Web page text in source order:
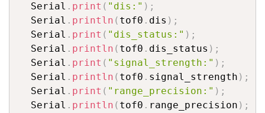
  Serial
. print ( "dis:" ) ;
  Serial
. println ( tof0 . dis ) ;
  Serial
. print ( "dis_status:" ) ;
  Serial
. println ( tof0 . dis_status ) ;
  Serial
. print ( "signal_strength:" ) ;
  Serial
. println ( tof0 . signal_strength ) ;
  Serial
. print ( "range_precision:" ) ;
  Serial
. println ( tof0 . range_precision ) ;